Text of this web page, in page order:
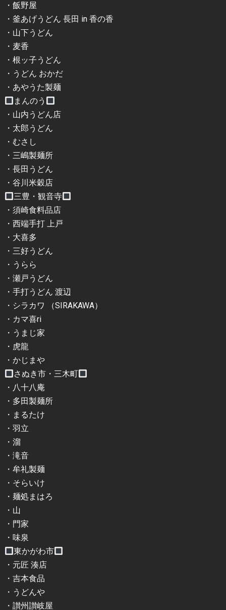
・飯野屋
・釜あげうどん 長田 in 香の香
・山下うどん
・麦香
・根ッ子うどん
・うどん おかだ
・あやうた製麺
まんのう
・山内うどん店
・太郎うどん
・むさし
・三嶋製麺所
・長田うどん
・谷川米穀店
三豊・観音寺
・須崎食料品店
・西端手打 上戸
・大喜多
・三好うどん
・うらら
・瀬戸うどん
・手打うどん 渡辺
・シラカワ （SIRAKAWA）
・カマ喜ri
・うまじ家
・虎龍
・かじまや
さぬき市・三木町
・八十八庵
・多田製麺所
・まるたけ
・羽立
・溜
・滝音
・牟礼製麺
・そらいけ
・麺処まはろ
・山
・門家
・味泉
東かがわ市
・元匠 湊店
・吉本食品
・うどんや
・讃州讃岐屋